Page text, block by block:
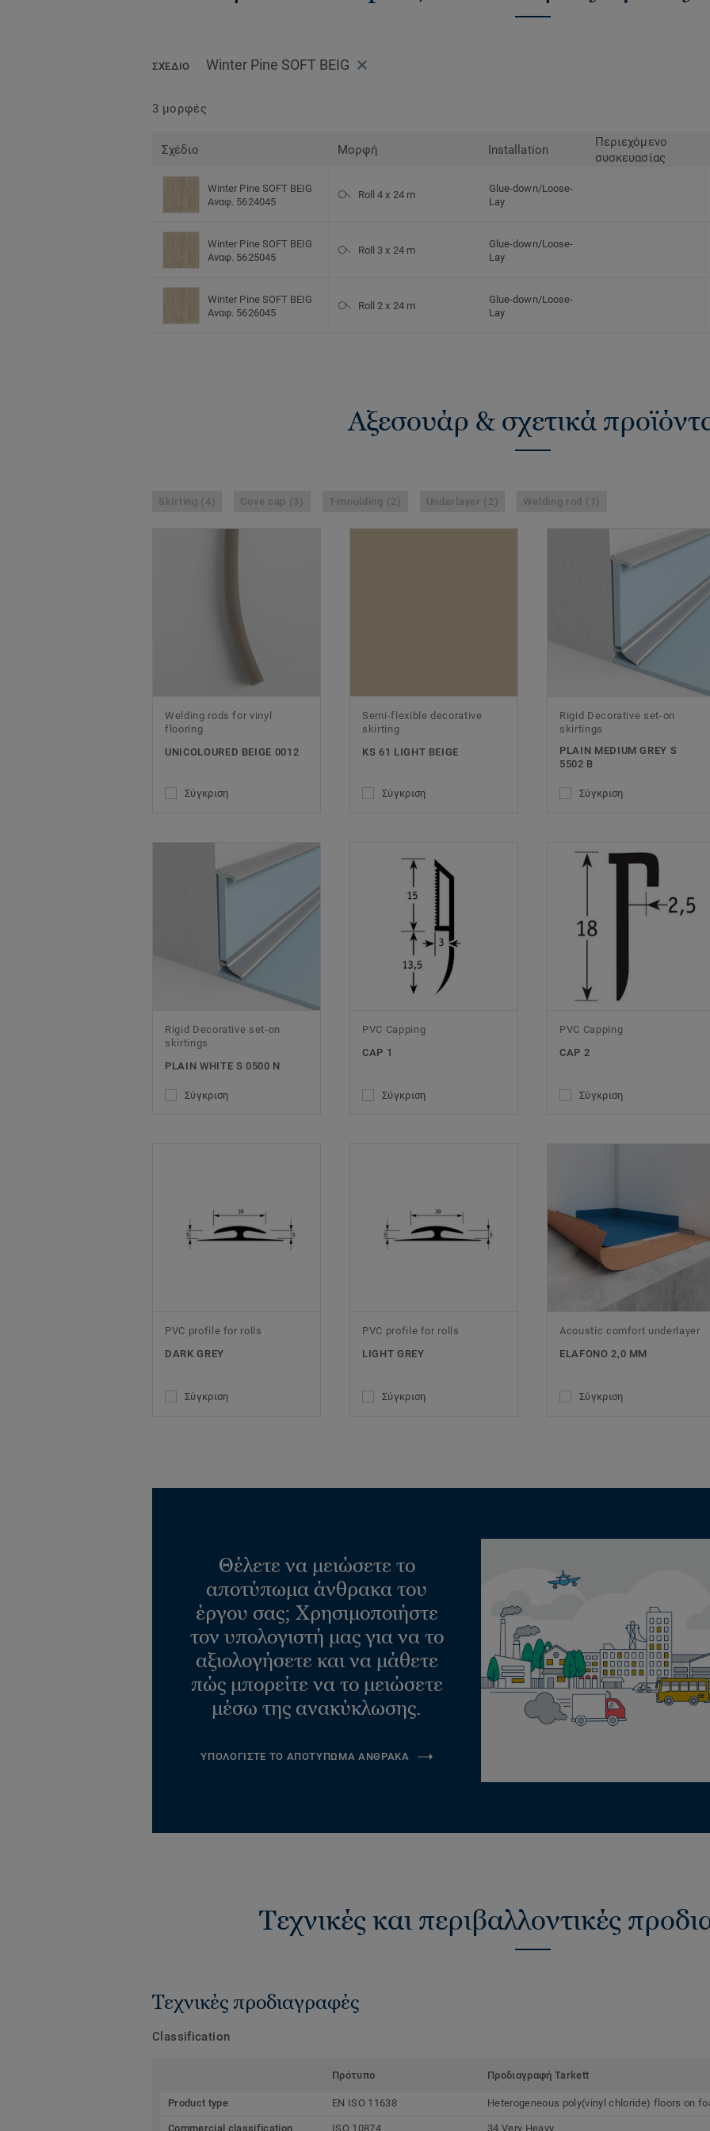
ΣΧΈΔΙΟ Winter Pine SOFT BEIG
3 μορφές
Σχέδιο Μορφή Installation
Περιεχόμενο
συσκευασίας
Winter Pine SOFT BEIG
Αναφ. 5624045
Roll 4 x 24 m
Glue-down/Loose-
Lay
Winter Pine SOFT BEIG
Αναφ. 5625045
Roll 3 x 24 m
Glue-down/Loose-
Lay
Winter Pine SOFT BEIG
Αναφ. 5626045
Roll 2 x 24 m
Glue-down/Loose-
Lay
Αξεσουάρ & σχετικά
Skirting (4) Cove cap (3) T-moulding (2) Underlayer (2) Welding rod (1)
Welding rods for vinyl
flooring
UNICOLOURED BEIGE 0012
Σύγκριση
Semi-flexible decorative
skirting
KS 61 LIGHT BEIGE
Σύγκριση
Rigid Decorative set-on
skirtings
PLAIN MEDIUM GREY S
5502 B
Σύγκριση
Rigid Decorative set-on
skirtings
PLAIN WHITE S 0500 N
Σύγκριση
PVC Capping
CAP 1
Σύγκριση
PVC Capping
CAP 2
Σύγκριση
PVC profile for rolls
DARK GREY
Σύγκριση
PVC profile for rolls
LIGHT GREY
Σύγκριση
Acoustic comfort underlayer
ELAFONO 2,0 MM
Σύγκριση
Θέλετε να μειώσετε το
αποτύπωμα άνθρακα του
έργου σας; Χρησιμοποιήστε
τον υπολογιστή μας για να το
αξιολογήσετε και να μάθετε
πώς μπορείτε να το μειώσετε
μέσω της ανακύκλωσης.
ΥΠΟΛΟΓΙΣΤΕ ΤΟ ΑΠΟΤΥΠΩΜΑ ΑΝΘΡΑΚΑ
Τεχνικές και περιβαλλοντικές
Τεχνικές προδιαγραφές
Classification
Πρότυπο Προδιαγραφή Tarkett
Product type EN ISO 11638 Heterogeneous poly(vinyl chloride) floors on
Commercial classification ISO 10874 34 Very Heavy